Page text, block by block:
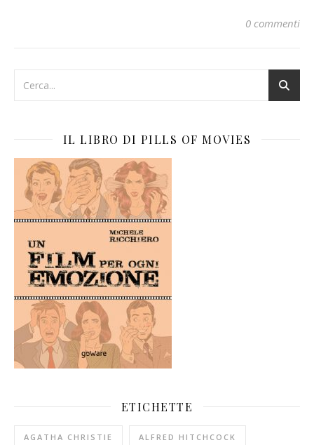
0 commenti
IL LIBRO DI PILLS OF MOVIES
ETICHETTE
AGATHA CHRISTIE ALFRED HITCHCOCK